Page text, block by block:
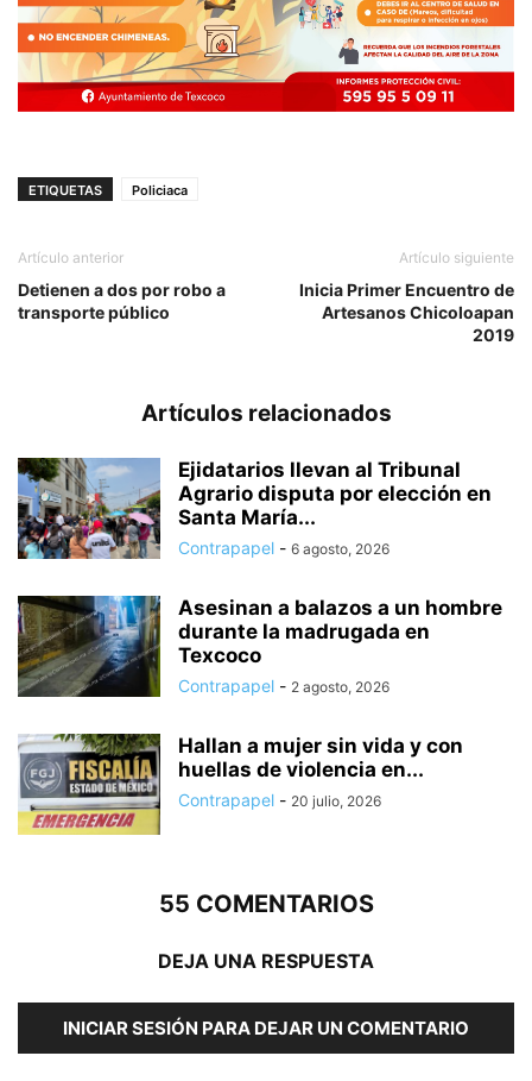
ETIQUETAS Policiaca
Artículo anterior
Detienen a dos por robo a
transporte público
Artículo siguiente
Inicia Primer Encuentro de
Artesanos Chicoloapan
2019
Artículos relacionados
Ejidatarios llevan al Tribunal
Agrario disputa por elección en
Santa María...
Contrapapel - 6 agosto, 2026
Asesinan a balazos a un hombre
durante la madrugada en
Texcoco
Contrapapel - 2 agosto, 2026
Hallan a mujer sin vida y con
huellas de violencia en...
Contrapapel - 20 julio, 2026
55 COMENTARIOS
DEJA UNA RESPUESTA
INICIAR SESIÓN PARA DEJAR UN COMENTARIO